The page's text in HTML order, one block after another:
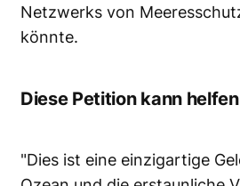
Netzwerks von
könnte.
Diese Petition kann
"Dies ist eine einzigartige